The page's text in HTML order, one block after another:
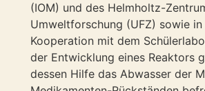
(IOM) und des Helmholtz-
Umweltforschung (UFZ) sowie in
Kooperation mit dem
der Entwicklung eines Reaktors
dessen Hilfe das Abwasser der